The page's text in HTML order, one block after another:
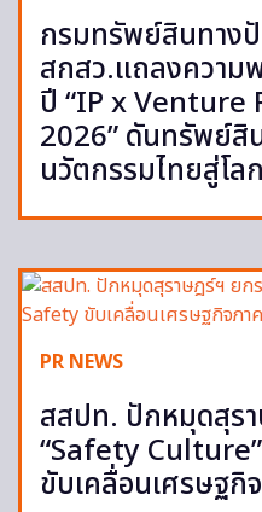
กรมทรัพย์สินทา
สกสว.แถลงความ
ปี “IP x Venture
2026” ดันทรัพย์
นวัตกรรมไทยสู่โล
PR NEWS
สสปท. ปักหมุดสุร
“Safety
ขับเคลื่อนเศรษฐกิ